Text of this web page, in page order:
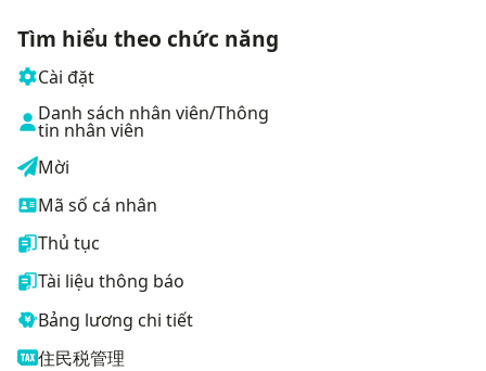
Tìm hiểu theo chức năng
Cài đặt
Danh sách nhân viên/Thông
tin nhân viên
Mời
Mã số cá nhân
Thủ tục
Tài liệu thông báo
Bảng lương chi tiết
住民税管理